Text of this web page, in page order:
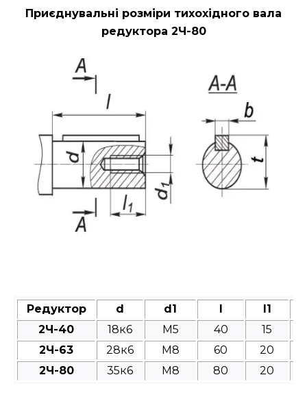
Приєднувальні розміри тихохідного вала
редуктора 2Ч-80
Редуктор d d1 l l1
2Ч-40
18к6 M5 40 15
2Ч-63
28к6 M8 60 20
2Ч-80
35к6 M8 80 20